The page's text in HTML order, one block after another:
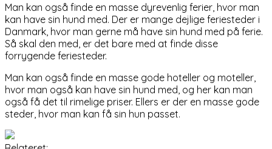
Man kan også finde en masse dyrevenlig ferier, hvor man
kan have sin hund med. Der er mange dejlige feriesteder i
Danmark, hvor man gerne må have sin hund med på ferie.
Så skal den med, er det bare med at finde disse
forrygende feriesteder.
Man kan også finde en masse gode hoteller og moteller,
hvor man også kan have sin hund med, og her kan man
også få det til rimelige priser. Ellers er der en masse gode
steder, hvor man kan få sin hun passet.